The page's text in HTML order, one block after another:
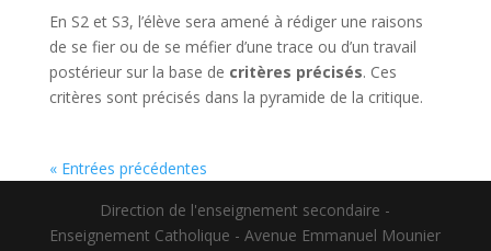
En S2 et S3, l’élève sera amené à rédiger une raisons
de se fier ou de se méfier d’une trace ou d’un travail
postérieur sur la base de critères précisés. Ces
critères sont précisés dans la pyramide de la critique.
« Entrées précédentes
Direction de l'enseignement secondaire -
Enseignement Catholique - Avenue Emmanuel Mounier